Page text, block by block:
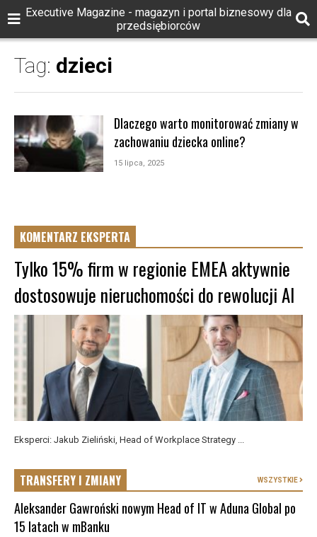
Executive Magazine - magazyn i portal biznesowy dla
przedsiębiorców
Tag: dzieci
Dlaczego warto monitorować zmiany w
zachowaniu dziecka online?
15 lipca, 2025
KOMENTARZ EKSPERTA
Tylko 15% firm w regionie EMEA aktywnie
dostosowuje nieruchomości do rewolucji AI
Eksperci: Jakub Zieliński, Head of Workplace Strategy ...
TRANSFERY I ZMIANY WSZYSTKIE
Aleksander Gawroński nowym Head of IT w Aduna Global po
15 latach w mBanku